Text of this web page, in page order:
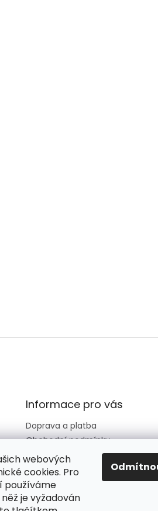
webových
cookies. Pro
používáme
je vyžadován
Informace pro vás
Doprava a platba
Obchodní podmínky
Kontakty
Hodnocení obchodu